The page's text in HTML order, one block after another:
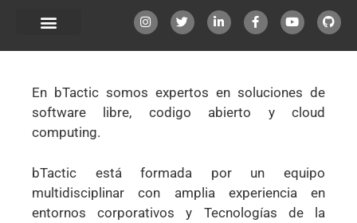
En bTactic somos expertos en soluciones de
software libre, codigo abierto y cloud
computing.
bTactic está formada por un equipo
multidisciplinar con amplia experiencia en
entornos corporativos y Tecnologías de la